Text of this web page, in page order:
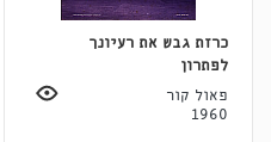
כרזת גבש את רעיונך
לפתרון
פאול קור
1960